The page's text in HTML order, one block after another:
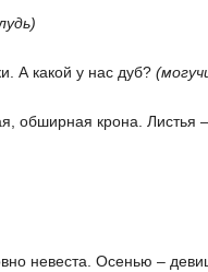
А какой у нас дуб?
обширная крона. Листья
невеста. Осенью –